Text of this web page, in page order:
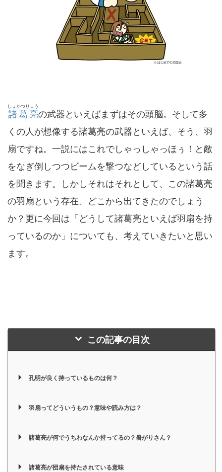
諸葛亮
しょかつりょう
の武器といえばまずはその頭脳。そして多
くの人が想像する諸葛亮の武器といえば、そう、羽
扇ですね。一説にはこれでしゃっしゃっほぅ！と敵
をなぎ倒しつつビームを撃つなどしているという話
を聞きます。しかしそれはそれとして、この諸葛亮
の羽扇という存在、どこから出てきたのでしょう
か？更に今回は「どうして諸葛亮といえば羽扇を持
っているのか」についても、考えていきたいと思い
ます。
この記事の目次
孔明が良く持っているものは何？
羽扇ってどういうもの？意味や読み方は？
諸葛亮が何でうちわなんか持ってるの？暑がりさん？
諸葛亮が団扇を持たされている意味